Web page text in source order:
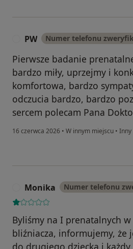
PW Numer telefonu
Pierwsze badanie
bardzo miły, uprzejmy i
komfortowa, bardzo
odczucia bardzo, bardzo
sercem polecam Pana
16 czerwca 2026 • W innym miejscu • Inny
Monika Numer telefonu
Byliśmy na I prenatalnych w
bliźniacza, informujemy, że
do drugiego dziecka i